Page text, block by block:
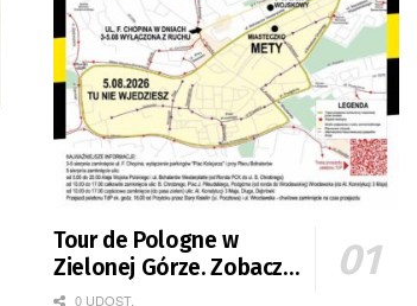
Tour de Pologne w
Zielonej Górze. Zobacz
zmiany w organizacji
0 UDOST.